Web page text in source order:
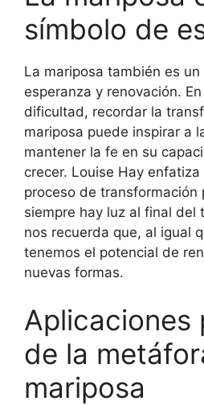
símbolo de
La mariposa también es
esperanza y renovación.
dificultad, recordar la
mariposa puede inspirar a
mantener la fe en su
crecer. Louise Hay
proceso de transformación
siempre hay luz al final del
nos recuerda que, al igual
tenemos el potencial de
nuevas formas.
Aplicaciones
de la
mariposa